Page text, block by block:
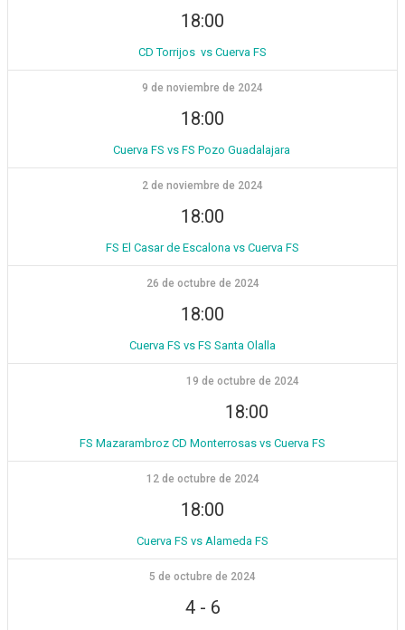
18:00
CD Torrijos vs Cuerva FS
9 de noviembre de 2024
18:00
Cuerva FS vs FS Pozo Guadalajara
2 de noviembre de 2024
18:00
FS El Casar de Escalona vs Cuerva FS
26 de octubre de 2024
18:00
Cuerva FS vs FS Santa Olalla
19 de octubre de 2024
18:00
FS Mazarambroz CD Monterrosas vs Cuerva FS
12 de octubre de 2024
18:00
Cuerva FS vs Alameda FS
5 de octubre de 2024
4- 6